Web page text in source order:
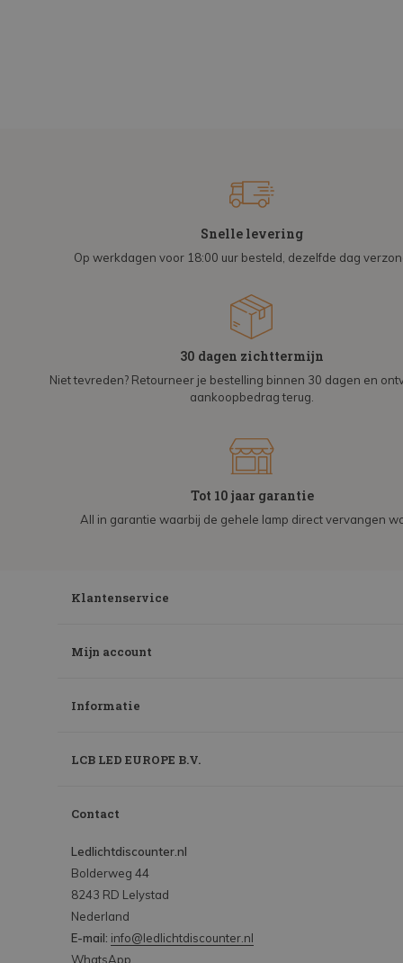
Snelle levering
Op werkdagen voor 18:00 uur besteld, dezelfde dag
30 dagen zichttermijn
Niet tevreden? Retourneer je bestelling binnen 30 dagen en
aankoopbedrag terug.
Tot 10 jaar garantie
All in garantie waarbij de gehele lamp direct vervangen
Klantenservice
Mijn account
Informatie
LCB LED EUROPE B.V.
Contact
Ledlichtdiscounter.nl
Bolderweg 44
8243 RD Lelystad
Nederland
E-mail: info@ledlichtdiscounter.nl
WhatsApp